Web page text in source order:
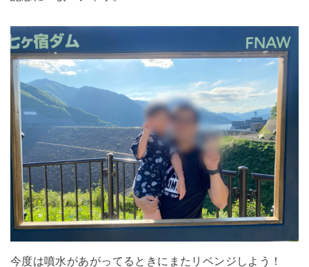
今度は噴水があがってるときにまたリベンジしよう！